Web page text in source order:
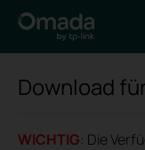
Download
WICHTIG: Die